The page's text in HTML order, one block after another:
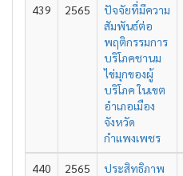
439 2565
ปัจจัยที่มีความ
สัมพันธ์ต่อ
พฤติกรรมการ
บริโภคชานม
ไข่มุกของผู้
บริโภค ในเขต
อำเภอเมือง
จังหวัด
กำแพงเพชร
440 2565
ประสิทธิภาพ